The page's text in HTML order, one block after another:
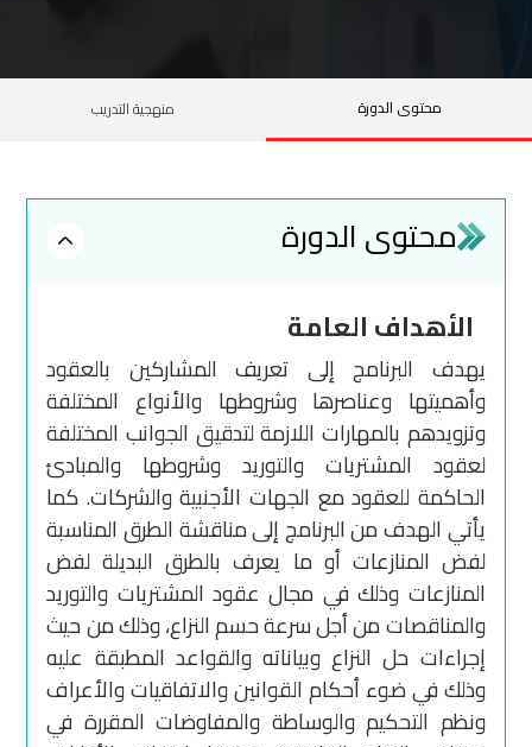
محتوى الدورة منهجية التدريب
محتوى الدورة
الأهداف العامة
يهدف البرنامج إلى تعريف المشاركين بالعقود
وأهميتها وعناصرها وشروطها والأنواع المختلفة
وتزويدهم بالمهارات اللازمة لتدقيق الجوانب المختلفة
لعقود المشتريات والتوريد وشروطها والمبادئ
الحاكمة للعقود مع الجهات الأجنبية والشركات. كما
يأتي الهدف من البرنامج إلى مناقشة الطرق المناسبة
لفض المنازعات أو ما يعرف بالطرق البديلة لفض
المنازعات وذلك في مجال عقود المشتريات والتوريد
والمناقصات من أجل سرعة حسم النزاع، وذلك من حيث
إجراءات حل النزاع وبياناته والقواعد المطبقة عليه
وذلك في ضوء أحكام القوانين والاتفاقيات والأعراف
ونظم التحكيم والوساطة والمفاوضات المقررة في